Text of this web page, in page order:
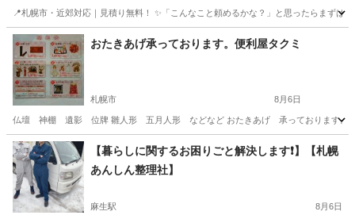
📍札幌市・近郊対応｜見積り無料！ ✨「こんなこと頼めるかな？」と思ったら
北海道 札幌市 便利屋
おたきあげ承っております。便利屋タクミ
札幌市 8月6日
仏壇 神棚 遺影 位牌 雛人形 五月人形 などなど おたきあげ 承っております。 受
北海道 札幌市 便利屋 雛人形
【暮らしに関するお困りごと解決します❗️】【札幌
あんしん整理社】
麻生駅 8月6日